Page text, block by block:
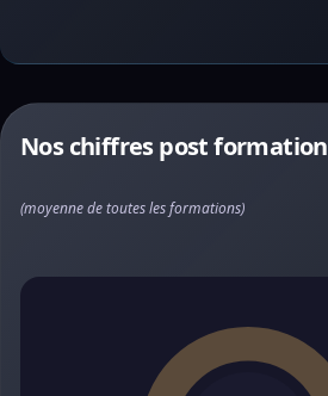
Nos chiffres post formation
(moyenne de toutes les formations)